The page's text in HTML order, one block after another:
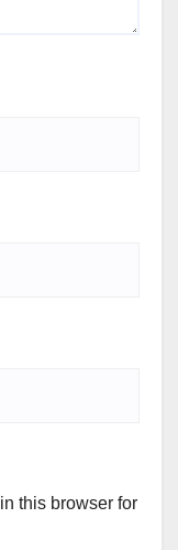
this browser for